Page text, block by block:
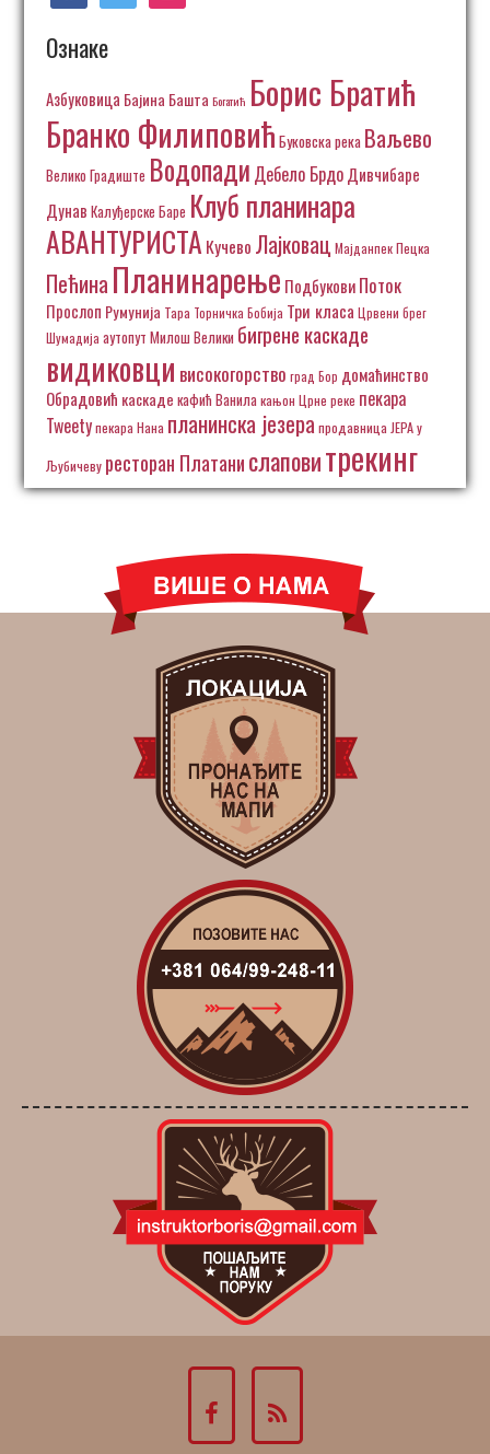
Ознаке
Азбуковица Бајина Башта Богатић Борис Братић
Бранко Филиповић Буковска река Ваљево
Велико Градиште Водопади Дебело БрдоДивчибаре
Дунав Калуђерске Баре Клуб планинара
АВАНТУРИСТА Кучево Лајковац Мајданпек Пецка
Пећина Планинарење ПодбуковиПоток
Прослоп Румунија Тара Торничка Бобија Три класа Црвени брег
Шумадија аутопут Милош Велики бигрене каскаде
видиковци високогорство град Бор домаћинство
Обрадовић каскаде кафић Ванилакањон Црне реке пекара
Tweetyпекара Нана планинска језера продавница ЈЕРА у
Љубичеву ресторан Платанислаповитрекинг